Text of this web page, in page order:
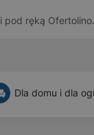
pod ręką
Dla domu i dla